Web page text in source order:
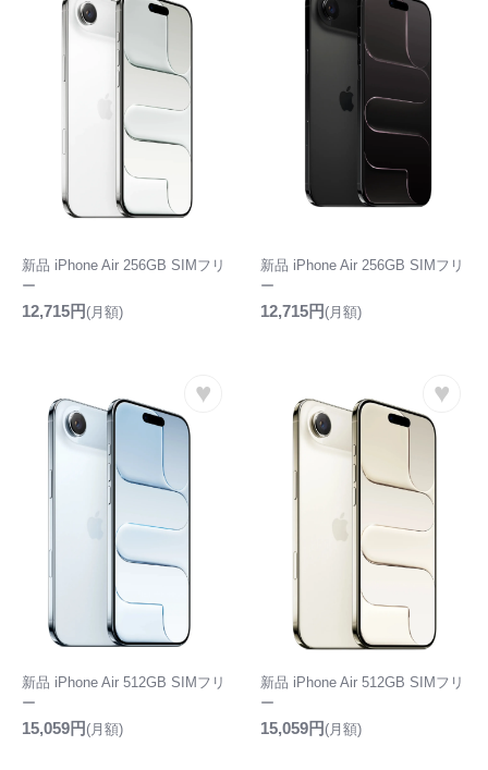
新品 iPhone Air 256GB SIMフリ
ー
12,715円(月額)
新品 iPhone Air 256GB SIMフリ
ー
12,715円(月額)
♥
新品 iPhone Air 512GB SIMフリ
ー
15,059円(月額)
♥
新品 iPhone Air 512GB SIMフリ
ー
15,059円(月額)